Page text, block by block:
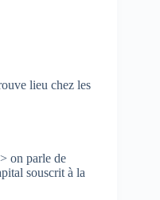
lieu chez les
on parle de
souscrit à la